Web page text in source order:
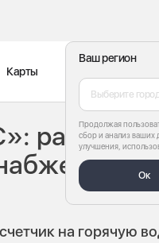
Ваш регион
Выберите
Продолжая
сбор и анализ ваших
улучшения,
Ок
Карты
в
на горячую